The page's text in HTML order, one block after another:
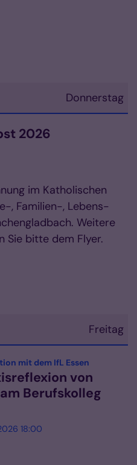
Donnerstag
2026
im Katholischen
, Familien-, Lebens-
Weitere
Sie bitte dem Flyer.
Freitag
mit dem IfL Essen
von
Berufskolleg
18:00